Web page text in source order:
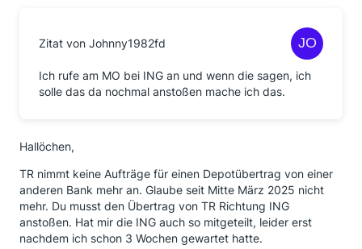
Zitat von Johnny1982fd
Ich rufe am MO bei ING an und wenn die sagen, ich
solle das da nochmal anstoßen mache ich das.
Hallöchen,
TR nimmt keine Aufträge für einen Depotübertrag von einer
anderen Bank mehr an. Glaube seit Mitte März 2025 nicht
mehr. Du musst den Übertrag von TR Richtung ING
anstoßen. Hat mir die ING auch so mitgeteilt, leider erst
nachdem ich schon 3 Wochen gewartet hatte.